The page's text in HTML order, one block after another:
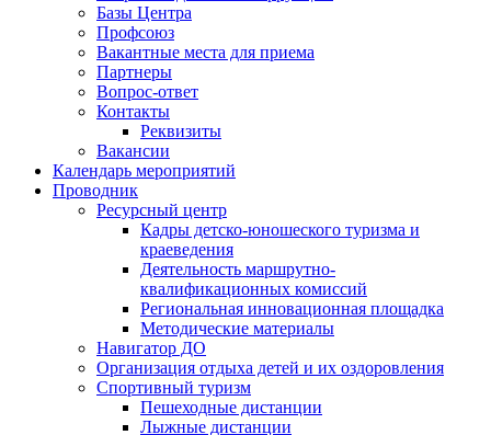
Базы Центра
Профсоюз
Вакантные места для приема
Партнеры
Вопрос-ответ
Контакты
Реквизиты
Вакансии
Календарь мероприятий
Проводник
Ресурсный центр
Кадры детско-юношеского туризма и
краеведения
Деятельность маршрутно-
квалификационных комиссий
Региональная инновационная площадка
Методические материалы
Навигатор ДО
Организация отдыха детей и их оздоровления
Спортивный туризм
Пешеходные дистанции
Лыжные дистанции